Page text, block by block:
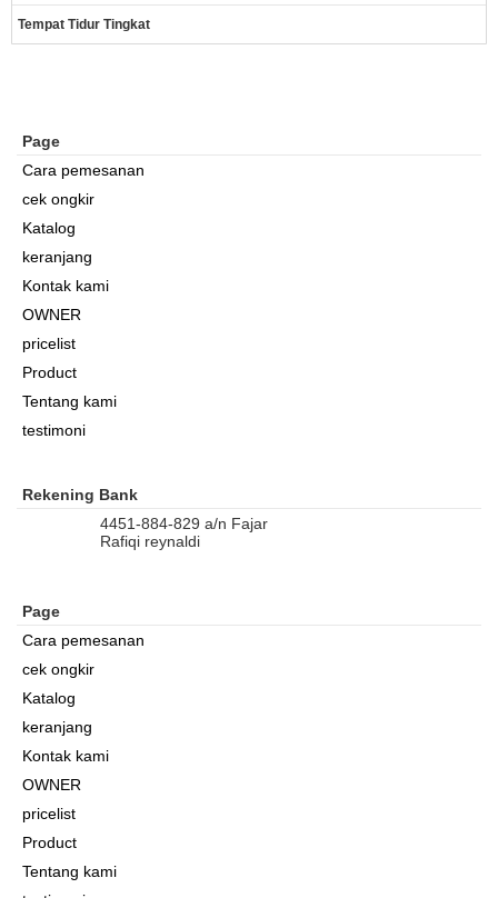
Tempat Tidur Tingkat
Page
Cara pemesanan
cek ongkir
Katalog
keranjang
Kontak kami
OWNER
pricelist
Product
Tentang kami
testimoni
Rekening Bank
4451-884-829 a/n Fajar
Rafiqi reynaldi
Page
Cara pemesanan
cek ongkir
Katalog
keranjang
Kontak kami
OWNER
pricelist
Product
Tentang kami